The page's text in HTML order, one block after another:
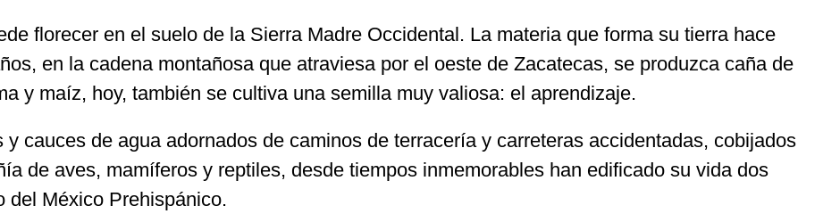
florecer en el suelo de la Sierra Madre Occidental. La materia que forma su tierra hace
en la cadena montañosa que atraviesa por el oeste de Zacatecas, se produzca caña de
y maíz, hoy, también se cultiva una semilla muy valiosa: el aprendizaje.
cauces de agua adornados de caminos de terracería y carreteras accidentadas, cobijados
de aves, mamíferos y reptiles, desde tiempos inmemorables han edificado su vida dos
del México Prehispánico.